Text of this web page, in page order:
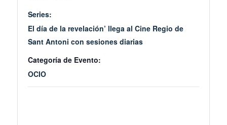
Series:
El día de la revelación’ llega al Cine Regio de
Sant Antoni con sesiones diarias
Categoría de Evento:
OCIO